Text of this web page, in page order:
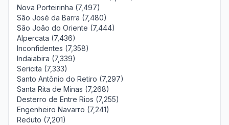
Nova Porteirinha (7,497)
São José da Barra (7,480)
São João do Oriente (7,444)
Alpercata (7,436)
Inconfidentes (7,358)
Indaiabira (7,339)
Sericita (7,333)
Santo Antônio do Retiro (7,297)
Santa Rita de Minas (7,268)
Desterro de Entre Rios (7,255)
Engenheiro Navarro (7,241)
Reduto (7,201)